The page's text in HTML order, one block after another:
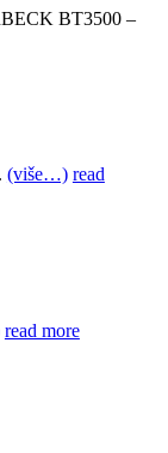
BT3500 –
(više…) read
read more